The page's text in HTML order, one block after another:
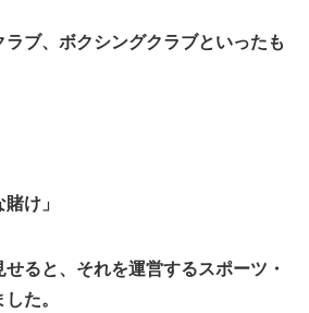
ブ、ボクシングクラブといったも
け」
ると、それを運営するスポーツ・
た。